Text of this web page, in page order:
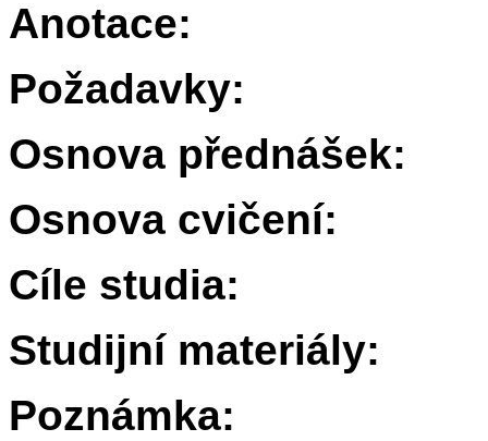
Anotace:
Požadavky:
Osnova přednášek:
Osnova cvičení:
Cíle studia:
Studijní materiály:
Poznámka: